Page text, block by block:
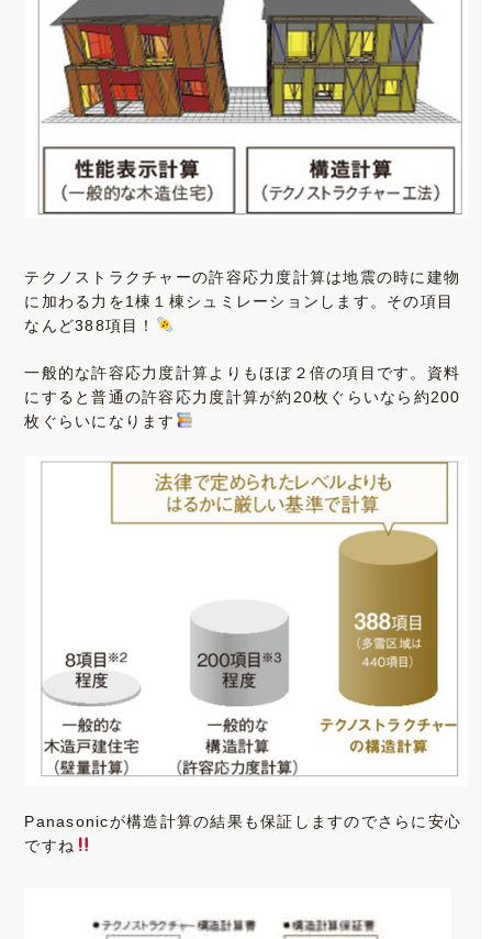
テクノストラクチャーの許容応力度計算は地震の時に建物
に加わる力を1棟１棟シュミレーションします。その項目
なんど388項目！
一般的な許容応力度計算よりもほぼ２倍の項目です。資料
にすると普通の許容応力度計算が約20枚ぐらいなら約200
枚ぐらいになります
Panasonicが構造計算の結果も保証しますのでさらに安心
ですね